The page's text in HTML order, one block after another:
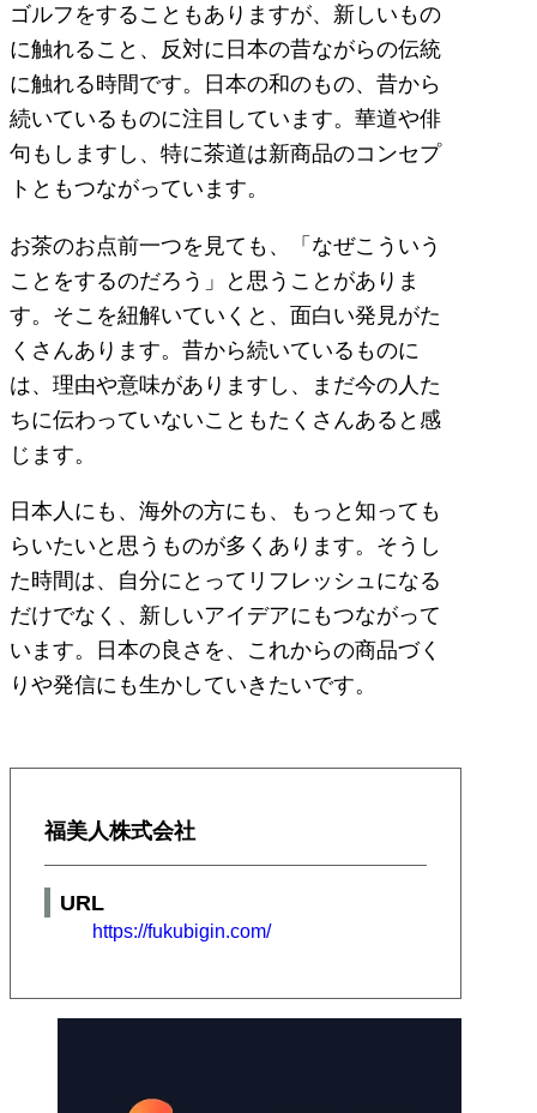
ゴルフをすることもありますが、新しいもの
に触れること、反対に日本の昔ながらの伝統
に触れる時間です。日本の和のもの、昔から
続いているものに注目しています。華道や俳
句もしますし、特に茶道は新商品のコンセプ
トともつながっています。
お茶のお点前一つを見ても、「なぜこういう
ことをするのだろう」と思うことがありま
す。そこを紐解いていくと、面白い発見がた
くさんあります。昔から続いているものに
は、理由や意味がありますし、まだ今の人た
ちに伝わっていないこともたくさんあると感
じます。
日本人にも、海外の方にも、もっと知っても
らいたいと思うものが多くあります。そうし
た時間は、自分にとってリフレッシュになる
だけでなく、新しいアイデアにもつながって
います。日本の良さを、これからの商品づく
りや発信にも生かしていきたいです。
福美人株式会社
URL
https://fukubigin.com/